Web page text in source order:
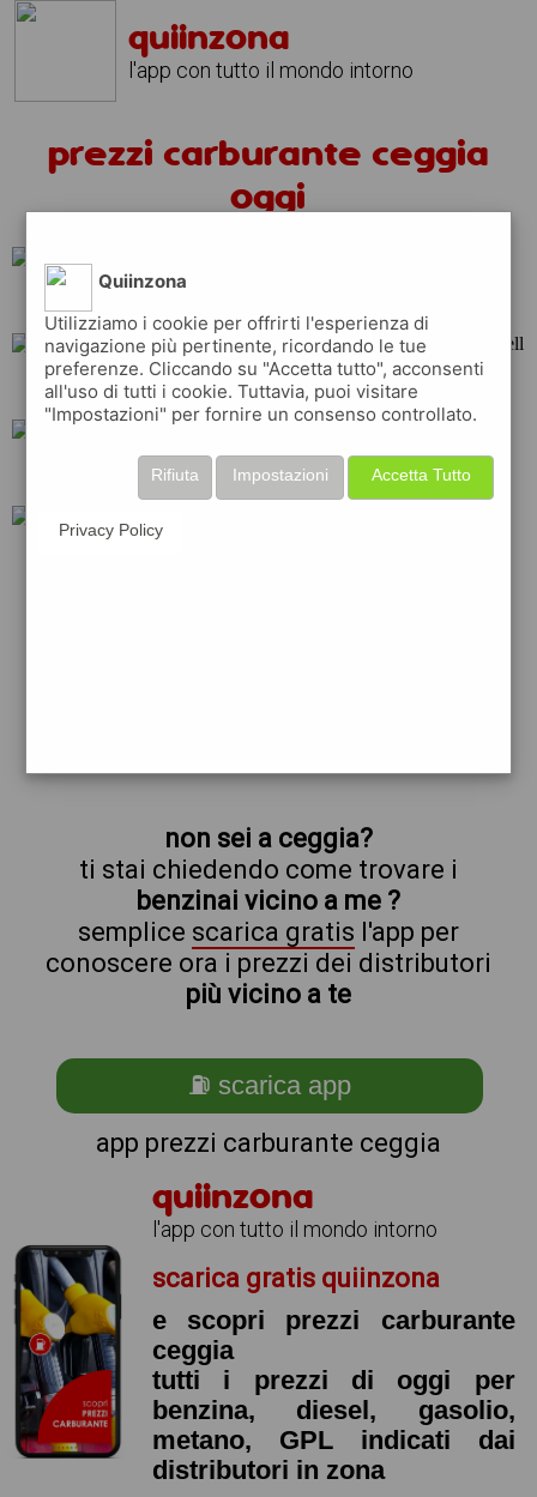
quiinzona
l'app con tutto il mondo intorno
prezzi carburante ceggia
oggi
total repsol
erg esso
non sei a ceggia?
ti stai chiedendo come trovare i
benzinai vicino a me ?
semplice scarica gratis l'app per
conoscere ora i prezzi dei distributori
più vicino a te
⛽ scarica app
app prezzi carburante ceggia
quiinzona
l'app con tutto il mondo intorno
scarica gratis quiinzona
e scopri prezzi carburante
ceggia
tutti i prezzi di oggi per
benzina, diesel, gasolio,
metano, GPL indicati dai
distributori in zona
Quiinzona
Utilizziamo i cookie per offrirti l'esperienza di
navigazione più pertinente, ricordando le tue
preferenze. Cliccando su "Accetta tutto", acconsenti
all'uso di tutti i cookie. Tuttavia, puoi visitare
"Impostazioni" per fornire un consenso controllato.
Accetta Tutto
Impostazioni
Rifiuta
Privacy Policy